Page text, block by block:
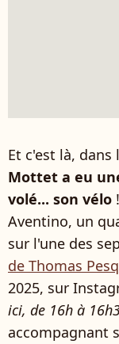
Et c'est là,
Mottet a eu
volé... son vélo
Aventino, un
sur l'une des
de Thomas
2025, sur
ici, de 16h à
accompagnant